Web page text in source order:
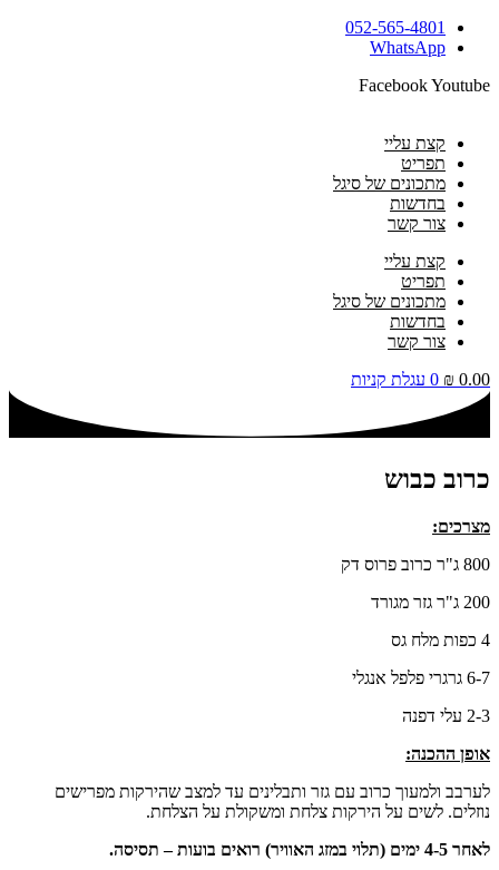
לתוכן
052-565-4801
WhatsApp
FacebookYoutube
קצת עליי
תפריט
מתכונים של סיגל
בחדשות
צור קשר
קצת עליי
תפריט
מתכונים של סיגל
בחדשות
צור קשר
₪ 0.00
0 עגלת קניות
כרוב כבוש
מצרכים:
800 ג"ר כרוב פרוס דק
200 ג"ר גזר מגורד
4 כפות מלח גס
6-7 גרגרי פלפל אנגלי
2-3 עלי דפנה
אופן ההכנה:
לערבב ולמעוך כרוב עם גזר ותבלינים עד למצב שהירקות מפרישים
נוזלים. לשים על הירקות צלחת ומשקולת על הצלחת.
לאחר 4-5 ימים (תלוי במזג האוויר) רואים בועות – תסיסה.